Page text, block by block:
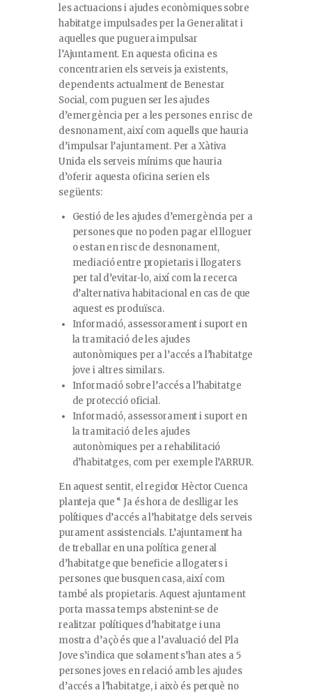
les actuacions i ajudes econòmiques sobre
habitatge impulsades per la Generalitat i
aquelles que puguera impulsar
l’Ajuntament. En aquesta oficina es
concentrarien els serveis ja existents,
dependents actualment de Benestar
Social, com puguen ser les ajudes
d’emergència per a les persones en risc de
desnonament, així com aquells que hauria
d’impulsar l’ajuntament. Per a Xàtiva
Unida els serveis mínims que hauria
d’oferir aquesta oficina serien els
següents:
Gestió de les ajudes d’emergència per a
persones que no poden pagar el lloguer
o estan en risc de desnonament,
mediació entre propietaris i llogaters
per tal d’evitar-lo, així com la recerca
d’alternativa habitacional en cas de que
aquest es produïsca.
Informació, assessorament i suport en
la tramitació de les ajudes
autonòmiques per a l’accés a l’habitatge
jove i altres similars.
Informació sobre l’accés a l’habitatge
de protecció oficial.
Informació, assessorament i suport en
la tramitació de les ajudes
autonòmiques per a rehabilitació
d’habitatges, com per exemple l’ARRUR.
En aquest sentit, el regidor Hèctor Cuenca
planteja que “ Ja és hora de deslligar les
polítiques d’accés a l’habitatge dels serveis
purament assistencials. L’ajuntament ha
de treballar en una política general
d’habitatge que beneficie a llogaters i
persones que busquen casa, així com
també als propietaris. Aquest ajuntament
porta massa temps abstenint-se de
realitzar polítiques d’habitatge i una
mostra d’açò és que a l’avaluació del Pla
Jove s’indica que solament s’han ates a 5
persones joves en relació amb les ajudes
d’accés a l’habitatge, i això és perquè no